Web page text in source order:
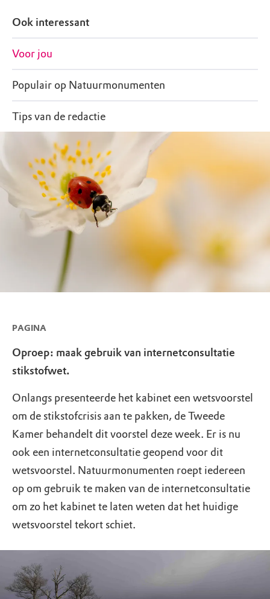
Ook interessant
Voor jou
Populair op Natuurmonumenten
Tips van de redactie
PAGINA
Oproep: maak gebruik van internetconsultatie
stikstofwet.
Onlangs presenteerde het kabinet een wetsvoorstel
om de stikstofcrisis aan te pakken, de Tweede
Kamer behandelt dit voorstel deze week. Er is nu
ook een internetconsultatie geopend voor dit
wetsvoorstel. Natuurmonumenten roept iedereen
op om gebruik te maken van de internetconsultatie
om zo het kabinet te laten weten dat het huidige
wetsvoorstel tekort schiet.